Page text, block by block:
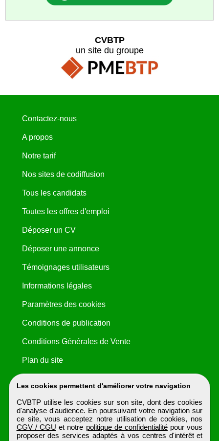
Les cookies permettent d'améliorer votre navigation
CVBTP utilise les cookies sur son site, dont des cookies
d'analyse d'audience. En poursuivant votre navigation sur
ce site, vous acceptez notre utilisation de cookies, nos
CGV / CGU et notre politique de confidentialité pour vous
proposer des services adaptés à vos centres d'intérêt et
CVBTP
un site du groupe
Contactez-nous
A propos
Notre tarif
Nos sites de codiffusion
Tous les candidats
Toutes les offres d'emploi
Déposer un CV
Déposer une annonce
Témoignages utilisateurs
Informations légales
Paramètres des cookies
Conditions de publication
Conditions Générales de Vente
Plan du site